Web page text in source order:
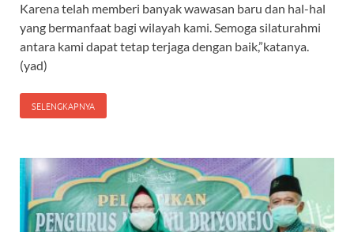
Karena telah memberi banyak wawasan baru dan hal-hal
yang bermanfaat bagi wilayah kami. Semoga silaturahmi
antara kami dapat tetap terjaga dengan baik,”katanya.
(yad)
SELENGKAPNYA